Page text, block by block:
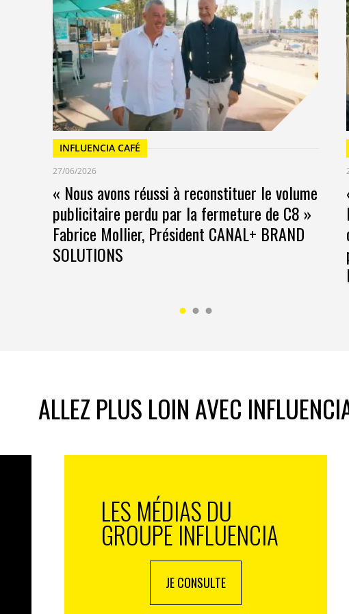
dans 50 pays estiment que le monde évolue trop
années depuis la première édition de notre étude, nous
dans les mentalités, tant en France qu’au niveau
de 9 tendances :
INFLUENCIA CAFÉ
27/06/2026
« Nous avons réussi à reconstituer le volume
publicitaire perdu par la fermeture de C8 »
Fabrice Mollier, Président CANAL+ BRAND
SOLUTIONS
ALLEZ PLUS LOIN AVEC
LES MÉDIAS DU
GROUPE INFLUENCIA
JE CONSULTE